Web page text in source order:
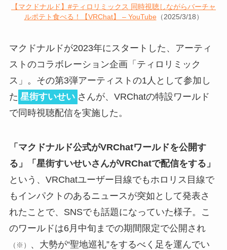
【マクドナルド】#ティロリミックス 同時視聴しながらバーチャ
ルポテト食べる！【VRChat】 – YouTube（2025/3/18）
マクドナルドが2023年にスタートした、アーティ
ストのコラボレーション企画「ティロリミック
ス」。その第3弾アーティストの1人として参加し
た 星街すいせい さんが、VRChatの特設ワールド
で同時視聴配信を実施した。
「マクドナルド公式がVRChatワールドを公開す
る」「星街すいせいさんがVRChatで配信をする」
という、VRChatユーザー目線でもホロリス目線で
もインパクトのあるニュースが突如として発表さ
れたことで、SNSでも話題になっていた様子。こ
のワールドは6月中旬までの期間限定で公開され
（※）
、大勢が“聖地巡礼”をするべく足を運んでい